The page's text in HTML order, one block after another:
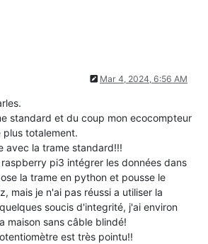
Mar 4, 2024, 6:56 AM
standard et du coup mon ecocompteur
totalement.
avec la trame standard!!!
raspberry pi3 intégrer les données dans
la trame en python et pousse le
mais je n'ai pas réussi a utiliser la
soucis d'integrité, j'ai environ
maison sans câble blindé!
est très pointu!!